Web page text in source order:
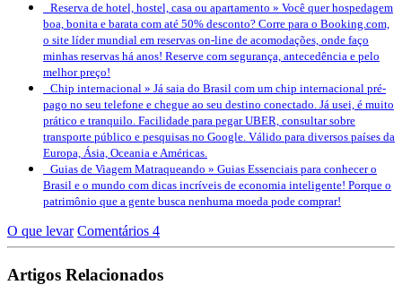
Reserva de hotel, hostel, casa ou apartamento » Você quer hospedagem
boa, bonita e barata com até 50% desconto? Corre para o Booking.com,
o site líder mundial em reservas on-line de acomodações, onde faço
minhas reservas há anos! Reserve com segurança, antecedência e pelo
melhor preço!
Chip internacional » Já saia do Brasil com um chip internacional pré-
pago no seu telefone e chegue ao seu destino conectado. Já usei, é muito
prático e tranquilo. Facilidade para pegar UBER, consultar sobre
transporte público e pesquisas no Google. Válido para diversos países da
Europa, Ásia, Oceania e Américas.
Guias de Viagem Matraqueando » Guias Essenciais para conhecer o
Brasil e o mundo com dicas incríveis de economia inteligente! Porque o
patrimônio que a gente busca nenhuma moeda pode comprar!
O que levar Comentários 4
Artigos Relacionados